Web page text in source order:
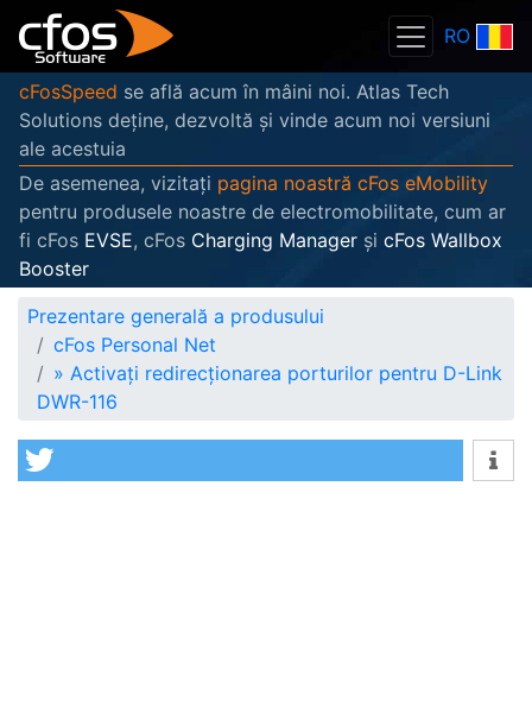
RO
cFosSpeed se află acum în mâini noi. Atlas Tech
Solutions deține, dezvoltă și vinde acum noi versiuni
ale acestuia
De asemenea, vizitați pagina noastră cFos eMobility
pentru produsele noastre de electromobilitate, cum ar
fi cFos EVSE, cFos Charging Manager și cFos Wallbox
Booster
Prezentare generală a produsului
cFos Personal Net
» Activați redirecționarea porturilor pentru D-Link
DWR-116